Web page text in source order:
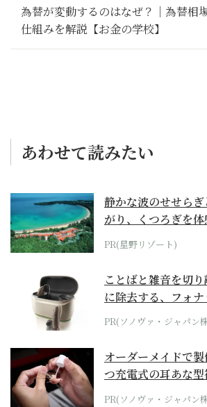
為替が変動するのはなぜ？｜為替相
仕組みを解説【お金の学校】
あわせて読みたい
静かな波のせせら
がり、くつろぎを
ホテル by...
PR(星野リゾート)
ことばと雑音を切
に除去する、フォ
位モデル
PR(ソノヴァ・ジャパン
オーダーメイドで
つ充電式の耳あな
PR(ソノヴァ・ジャパン